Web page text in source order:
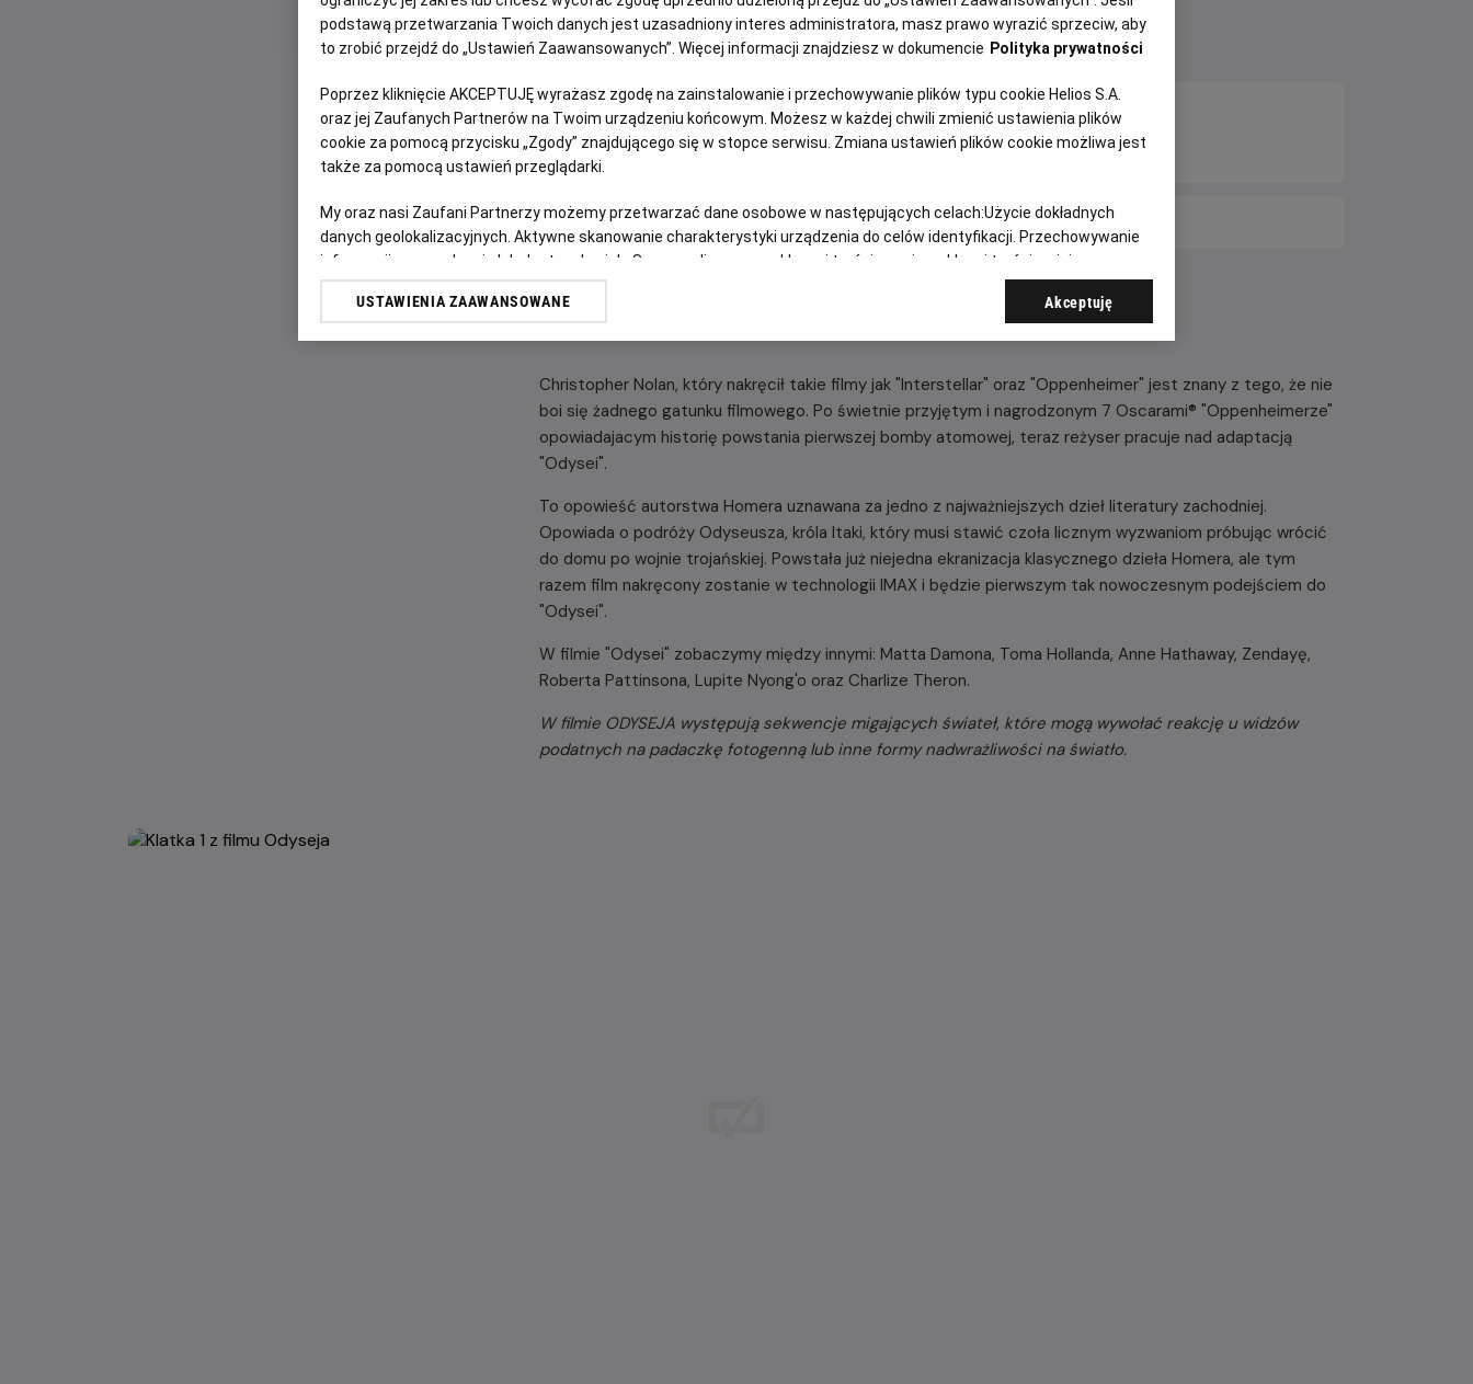
GODZINY SEANSÓW
DZISIAJ, 6 SIERPNIA 2026
DZISIAJ,
6
SIERPNIA
2026
14:00
2D, napisy
18:00
2D, napisy
19:15
2D, napisy
20:00
2D, napisy
POKAŻ KOLEJNE DNI
OPIS FILMU
Christopher Nolan, który nakręcił takie filmy jak "Interstellar" oraz "Oppenheimer" jest znany z tego, że nie
boi się żadnego gatunku filmowego. Po świetnie przyjętym i nagrodzonym 7 Oscarami® "Oppenheimerze"
opowiadajacym historię powstania pierwszej bomby atomowej, teraz reżyser pracuje nad adaptacją
"Odysei".
To opowieść autorstwa Homera uznawana za jedno z najważniejszych dzieł literatury zachodniej.
Opowiada o podróży Odyseusza, króla Itaki, który musi stawić czoła licznym wyzwaniom próbując wrócić
do domu po wojnie trojańskiej. Powstała już niejedna ekranizacja klasycznego dzieła Homera, ale tym
razem film nakręcony zostanie w technologii IMAX i będzie pierwszym tak nowoczesnym podejściem do
"Odysei".
W filmie "Odysei" zobaczymy między innymi: Matta Damona, Toma Hollanda, Anne Hathaway, Zendayę,
Roberta Pattinsona, Lupite Nyong'o oraz Charlize Theron.
W filmie ODYSEJA występują sekwencje migających świateł, które mogą wywołać reakcję u widzów
podatnych na padaczkę fotogenną lub inne formy nadwrażliwości na światło.
podstawą przetwarzania Twoich danych jest uzasadniony interes administratora, masz prawo wyrazić sprzeciw, aby
to zrobić przejdź do „Ustawień Zaawansowanych”. Więcej informacji znajdziesz w dokumencie Polityka prywatności
Poprzez kliknięcie AKCEPTUJĘ wyrażasz zgodę na zainstalowanie i przechowywanie plików typu cookie Helios S.A.
oraz jej Zaufanych Partnerów na Twoim urządzeniu końcowym. Możesz w każdej chwili zmienić ustawienia plików
cookie za pomocą przycisku „Zgody” znajdującego się w stopce serwisu. Zmiana ustawień plików cookie możliwa jest
także za pomocą ustawień przeglądarki.
My oraz nasi Zaufani Partnerzy możemy przetwarzać dane osobowe w następujących celach:Użycie dokładnych
danych geolokalizacyjnych. Aktywne skanowanie charakterystyki urządzenia do celów identyfikacji. Przechowywanie
informacji na urządzeniu lub dostęp do nich. Spersonalizowane reklamy i treści, pomiar reklam i treści, opinie
odbiorców i ulepszanie usług.
USTAWIENIA ZAAWANSOWANE Akceptuję